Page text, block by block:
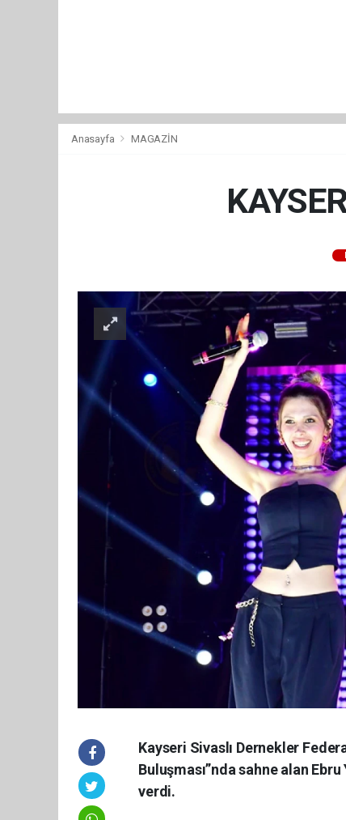
Anasayfa MAGAZİN
Kayseri Sivaslı Dernekler
Buluşması”nda sahne alan
verdi.